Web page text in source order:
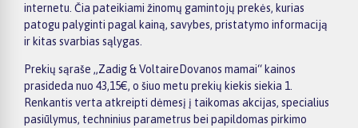
internetu. Čia pateikiami žinomų gamintojų prekės, kurias
patogu palyginti pagal kainą, savybes, pristatymo informaciją
ir kitas svarbias sąlygas.
Prekių sąraše „Zadig & VoltaireDovanos mamai“ kainos
prasideda nuo 43,15€, o šiuo metu prekių kiekis siekia 1.
Renkantis verta atkreipti dėmesį į taikomas akcijas, specialius
pasiūlymus, techninius parametrus bei papildomas pirkimo